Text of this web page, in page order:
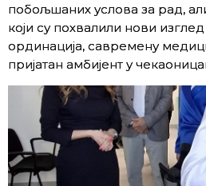
побољшаних услова за рад,
који су похвалили нови
ординација, савремену
пријатан амбијент у